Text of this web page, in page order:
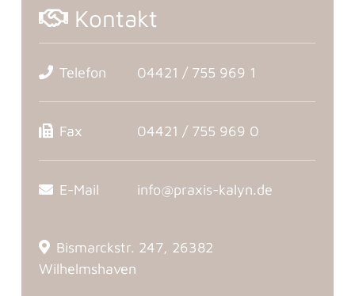
Kontakt
Telefon 04421 / 755 969 1
Fax 04421 / 755 969 0
E-Mail info@praxis-kalyn.de
Bismarckstr. 247, 26382
Wilhelmshaven